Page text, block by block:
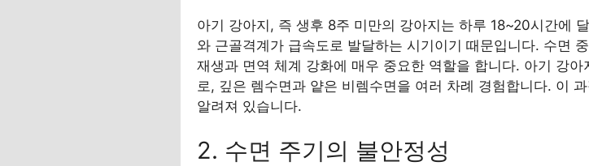
아기 강아지, 즉 생후 8주 미만의 강아지는 하루 18~20시간에
와 근골격계가 급속도로 발달하는 시기이기 때문입니다. 수면
재생과 면역 체계 강화에 매우 중요한 역할을 합니다. 아기 강
로, 깊은 렘수면과 얕은 비렘수면을 여러 차례 경험합니다. 이
알려져 있습니다.
2. 수면 주기의 불안정성